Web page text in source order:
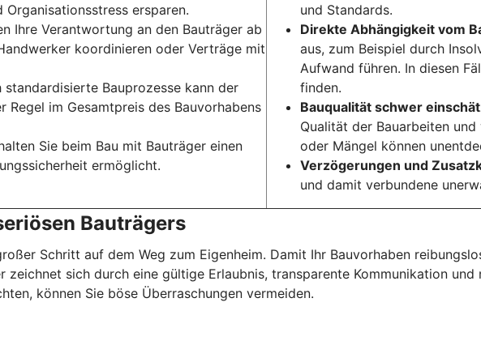
ersparen.
Ihre Verantwortung an den Bauträger ab
koordinieren oder Verträge mit
standardisierte Bauprozesse kann der
Regel im Gesamtpreis des Bauvorhabens
Sie beim Bau mit Bauträger einen
ermöglicht.
und Standards.
Direkte Abhängigkeit vom
aus, zum Beispiel durch
Aufwand führen. In diesen
finden.
Bauqualität schwer
Qualität der Bauarbeiten
oder Mängel können
Verzögerungen und
und damit verbundene
Bauträgers
Schritt auf dem Weg zum Eigenheim. Damit Ihr Bauvorhaben
sich durch eine gültige Erlaubnis, transparente Kommunikation und
können Sie böse Überraschungen vermeiden.